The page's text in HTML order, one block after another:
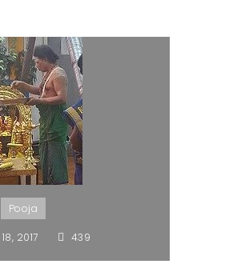
Pooja
2017 439